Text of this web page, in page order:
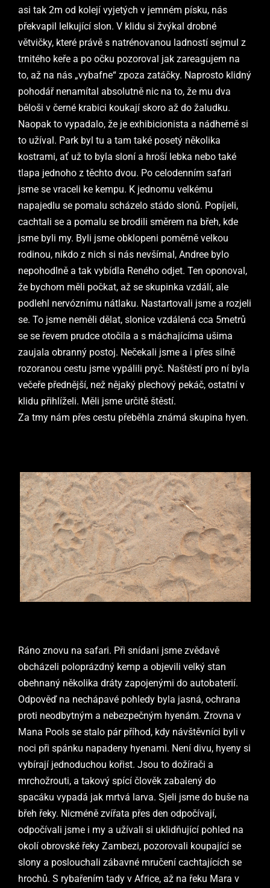
asi tak 2m od kolejí vyjetých v jemném písku, nás
překvapil lelkující slon. V klidu si žvýkal drobné
větvičky, které právě s natrénovanou ladností sejmul z
trnitého keře a po očku pozoroval jak zareagujem na
to, až na nás „vybafne“ zpoza zatáčky. Naprosto klidný
pohodář nenamítal absolutně nic na to, že mu dva
běloši v černé krabici koukají skoro až do žaludku.
Naopak to vypadalo, že je exhibicionista a nádherně si
to užíval. Park byl tu a tam také posetý několika
kostrami, ať už to byla sloní a hroší lebka nebo také
tlapa jednoho z těchto dvou. Po celodenním safari
jsme se vraceli ke kempu. K jednomu velkému
napajedlu se pomalu scházelo stádo slonů. Popíjeli,
cachtali se a pomalu se brodili směrem na břeh, kde
jsme byli my. Byli jsme obklopeni poměrně velkou
rodinou, nikdo z nich si nás nevšímal, Andree bylo
nepohodlně a tak vybídla Reného odjet. Ten oponoval,
že bychom měli počkat, až se skupinka vzdálí, ale
podlehl nervóznímu nátlaku. Nastartovali jsme a rozjeli
se. To jsme neměli dělat, slonice vzdálená cca 5metrů
se se řevem prudce otočila a s máchajícíma ušima
zaujala obranný postoj. Nečekali jsme a i přes silně
rozoranou cestu jsme vypálili pryč. Naštěstí pro ní byla
večeře přednější, než nějaký plechový pekáč, ostatní v
klidu přihlíželi. Měli jsme určitě štěstí.
Za tmy nám přes cestu přeběhla známá skupina hyen.
Ráno znovu na safari. Při snídani jsme zvědavě
obcházeli poloprázdný kemp a objevili velký stan
obehnaný několika dráty zapojenými do autobaterií.
Odpověď na nechápavé pohledy byla jasná, ochrana
proti neodbytným a nebezpečným hyenám. Zrovna v
Mana Pools se stalo pár příhod, kdy návštěvníci byli v
noci při spánku napadeny hyenami. Není divu, hyeny si
vybírají jednoduchou kořist. Jsou to dožírači a
mrchožrouti, a takový spící člověk zabalený do
spacáku vypadá jak mrtvá larva. Sjeli jsme do buše na
břeh řeky. Nicméně zvířata přes den odpočívají,
odpočívali jsme i my a užívali si uklidňující pohled na
okolí obrovské řeky Zambezi, pozorovali koupající se
slony a poslouchali zábavné mručení cachtajících se
hrochů. S rybařením tady v Africe, až na řeku Mara v